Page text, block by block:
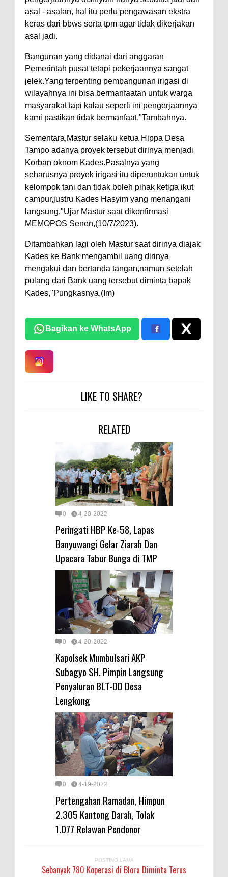
asal - asalan, hal itu perlu pengawasan ekstra
keras dari bbws serta tpm agar tidak dikerjakan
asal jadi.
Bangunan yang didanai dari anggaran
Pemerintah pusat tetapi pekerjaannya sangat
jelek.Yang terpenting pembangunan irigasi di
wilayahnya ini bisa bermanfaatan untuk warga
masyarakat tapi kalau seperti ini pengerjaannya
kami pastikan tidak bermanfaat,"Tambahnya.
Sementara,Mastur selaku ketua Hippa Desa
Tampo adanya proyek tersebut dirinya menjadi
Korban oknom Kades.Pasalnya yang
seharusnya proyek irigasi itu diperuntukan untuk
kelompok tani dan tidak boleh pihak ketiga ikut
campur,justru Kades Hasyim yang menangani
langsung,"Ujar Mastur saat dikonfirmasi
MEMOPOS Senen,(10/7/2023).
Ditambahkan lagi oleh Mastur saat dirinya diajak
Kades ke Bank mengambil uang dirinya
mengakui dan bertanda tangan,namun setelah
pulang dari Bank uang tersebut diminta bapak
Kades,"Pungkasnya.(Im)
Bagikan ke WhatsApp
LIKE TO SHARE?
RELATED
0 4-20-2022
Peringati HBP Ke-58, Lapas
Banyuwangi Gelar Ziarah Dan
Upacara Tabur Bunga di TMP
0 4-20-2022
Kapolsek Mumbulsari AKP
Subagyo SH, Pimpin Langsung
Penyaluran BLT-DD Desa
Lengkong
0 4-19-2022
Pertengahan Ramadan, Himpun
2.305 Kantong Darah, Tolak
1.077 Relawan Pendonor
POSTING LAMA
Sebanyak 780 Koperasi di Blora Diminta Terus